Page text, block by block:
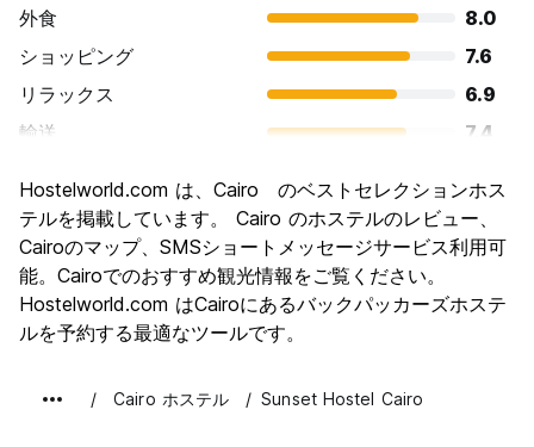
外食
8.0
ショッピング
7.6
リラックス
6.9
輸送
7.4
文化
ナイトライフ
6.7
コストパフォーマンス
Hostelworld.com は、Cairo のベストセレクションホス
テルを掲載しています。 Cairo のホステルのレビュー、
Cairoのマップ、SMSショートメッセージサービス利用可
能。Cairoでのおすすめ観光情報をご覧ください。
Hostelworld.com はCairoにあるバックパッカーズホステ
ルを予約する最適なツールです。
Cairo ホステル Sunset Hostel Cairo